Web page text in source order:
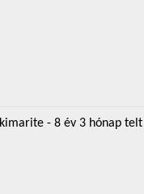
kimarite - 8 év 3 hónap